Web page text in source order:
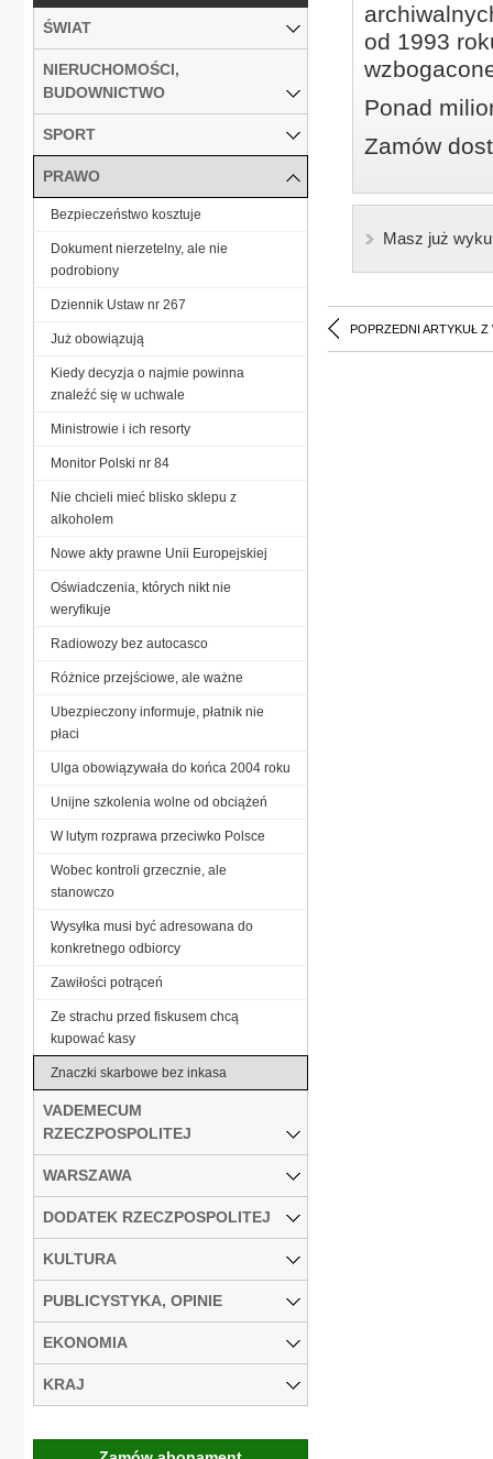
od 1993
Ponad
Zamów
Masz już
POPRZEDNI ARTYKUŁ Z
ŚWIAT
NIERUCHOMOŚCI,
BUDOWNICTWO
SPORT
PRAWO
Bezpieczeństwo kosztuje
Dokument nierzetelny, ale nie
podrobiony
Dziennik Ustaw nr 267
Już obowiązują
Kiedy decyzja o najmie powinna
znaleźć się w uchwale
Ministrowie i ich resorty
Monitor Polski nr 84
Nie chcieli mieć blisko sklepu z
alkoholem
Nowe akty prawne Unii Europejskiej
Oświadczenia, których nikt nie
weryfikuje
Radiowozy bez autocasco
Różnice przejściowe, ale ważne
Ubezpieczony informuje, płatnik nie
płaci
Ulga obowiązywała do końca 2004 roku
Unijne szkolenia wolne od obciążeń
W lutym rozprawa przeciwko Polsce
Wobec kontroli grzecznie, ale
stanowczo
Wysyłka musi być adresowana do
konkretnego odbiorcy
Zawiłości potrąceń
Ze strachu przed fiskusem chcą
kupować kasy
Znaczki skarbowe bez inkasa
VADEMECUM
RZECZPOSPOLITEJ
WARSZAWA
DODATEK RZECZPOSPOLITEJ
KULTURA
PUBLICYSTYKA, OPINIE
EKONOMIA
KRAJ